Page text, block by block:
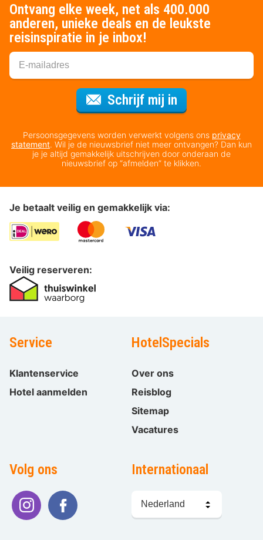
Ontvang elke week, net als 400.000
anderen, unieke deals en de leukste
reisinspiratie in je inbox!
Schrijf mij in
Persoonsgegevens worden verwerkt volgens ons privacy
statement. Wil je de nieuwsbrief niet meer ontvangen? Dan kun
je je altijd gemakkelijk uitschrijven door onderaan de
nieuwsbrief op “afmelden” te klikken.
Je betaalt veilig en gemakkelijk via:
Veilig reserveren:
Service
Klantenservice
Hotel aanmelden
HotelSpecials
Over ons
Reisblog
Sitemap
Vacatures
Volg ons Internationaal
kiezen